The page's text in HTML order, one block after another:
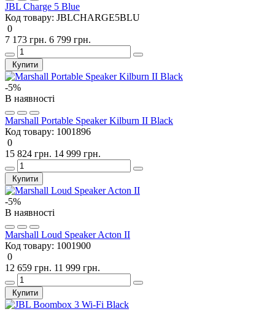
JBL Charge 5 Blue
Код товару: JBLCHARGE5BLU
0
7 173 грн. 6 799 грн.
Купити
-5%
В наявності
Marshall Portable Speaker Kilburn II Black
Код товару: 1001896
0
15 824 грн. 14 999 грн.
Купити
-5%
В наявності
Marshall Loud Speaker Acton II
Код товару: 1001900
0
12 659 грн. 11 999 грн.
Купити